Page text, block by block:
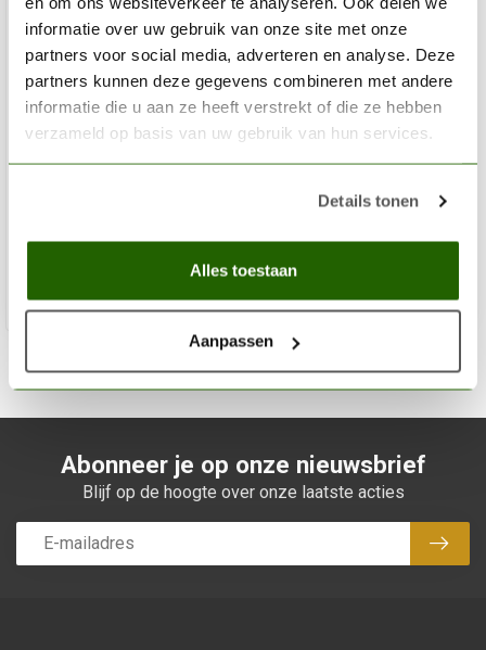
informatie over uw gebruik van onze site met onze
partners voor social media, adverteren en analyse. Deze
partners kunnen deze gegevens combineren met andere
informatie die u aan ze heeft verstrekt of die ze hebben
verzameld op basis van uw gebruik van hun services.
Details tonen
Alles toestaan
Aanpassen
WOODLAND SCENICS
Burnt Grass Coarse Turf - 353cmÂ³ - WLS-T62
Niet op voorraad
Abonneer je op onze nieuwsbrief
Blijf op de hoogte over onze laatste acties